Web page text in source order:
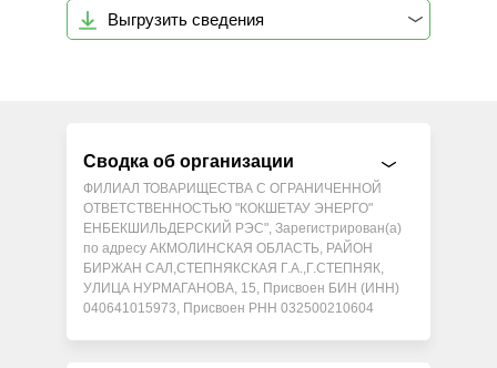
Выгрузить сведения
Сводка об организации
ФИЛИАЛ ТОВАРИЩЕСТВА С ОГРАНИЧЕННОЙ
ОТВЕТСТВЕННОСТЬЮ "КОКШЕТАУ ЭНЕРГО"
ЕНБЕКШИЛЬДЕРСКИЙ РЭС", Зарегистрирован(а)
по адресу АКМОЛИНСКАЯ ОБЛАСТЬ, РАЙОН
БИРЖАН САЛ,СТЕПНЯКСКАЯ Г.А.,Г.СТЕПНЯК,
УЛИЦА НУРМАГАНОВА, 15, Присвоен БИН (ИНН)
040641015973, Присвоен РНН 032500210604